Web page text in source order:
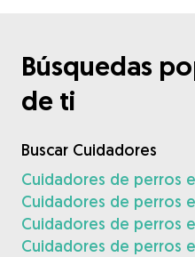
Búsquedas
de ti
Buscar Cuidadores
Cuidadores de perros
Cuidadores de perros
Cuidadores de perros
Cuidadores de perros